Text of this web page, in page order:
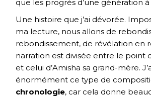
que les progrès d’une génération
Une histoire que j’ai dévorée.
ma lecture, nous allons de
rebondissement, de révélation en
narration est divisée entre le point
et celui d’Amisha sa grand-mère.
énormément ce type de
chronologie, car cela donne